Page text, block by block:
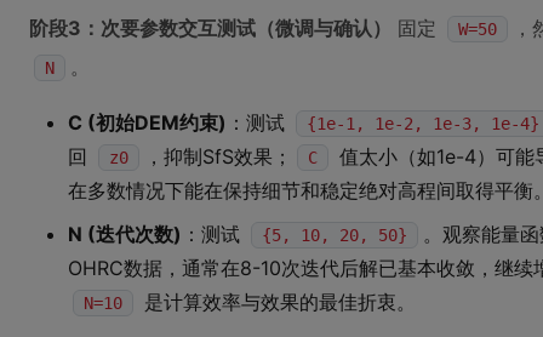
阶段3：次要参数交互测试（微调与确认） 固定 W=50
N 。
C (初始DEM约束) ：测试 {1e-1, 1e-2, 1e-3, 1e-4}
回 z0 ，抑制SfS效果； C
值太小（如1e-4）可能
在多数情况下能在保持细节和稳定绝对高程间取得平衡
N (迭代次数) ：测试 {5, 10, 20, 50}
。观察能量
OHRC数据，通常在8-10次迭代后解已基本收敛，继
N=10 是计算效率与效果的最佳折衷。